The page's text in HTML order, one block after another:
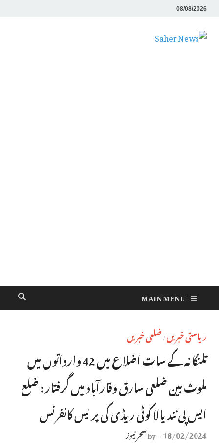
08/08/2026
MAIN MENU
ریاستی خبریں / ضلعی خبریں
تلنگانہ کے سات اضلاع میں 42 وارداتوں میں
ملوث بین ضلعی سارق وقارآباد میں گرفتار : ضلع
ایس پی نندیالا کوٹی ریڈی کی پریس کانفرنس
18/02/2024
-
byسحر نیوز